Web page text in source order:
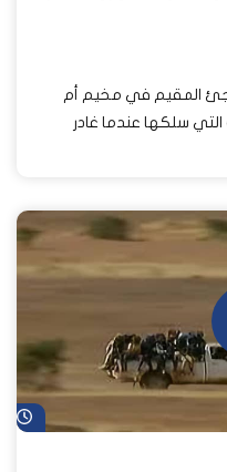
اللاجئ المقيم في مخيم أم
التي سلكها عندما غادر